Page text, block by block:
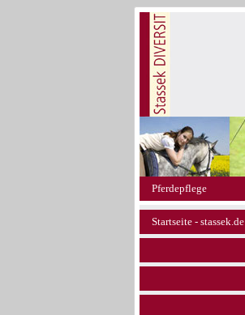
Pferdepflege
Startseite - stassek.de